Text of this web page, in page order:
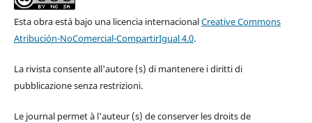
Esta obra está bajo una licencia internacionalCreative Commons
Atribución-NoComercial-CompartirIgual 4.0.
La rivista consente all'autore (s) di mantenere i diritti di
pubblicazione senza restrizioni.
Le journal permet à l'auteur (s) de conserver les droits de